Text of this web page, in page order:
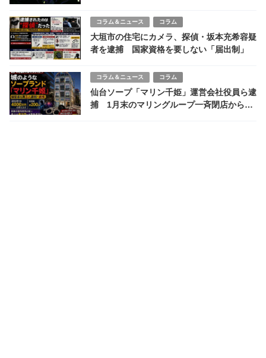
コラム＆ニュース コラム
大垣市の住宅にカメラ、探偵・坂本充希容疑
者を逮捕 国家資格を要しない「届出制」
コラム＆ニュース コラム
仙台ソープ「マリン千姫」運営会社役員ら逮
捕 1月末のマリングループ一斉閉店から5